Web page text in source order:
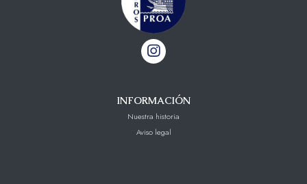
INFORMACIÓN
Nuestra historia
Aviso legal